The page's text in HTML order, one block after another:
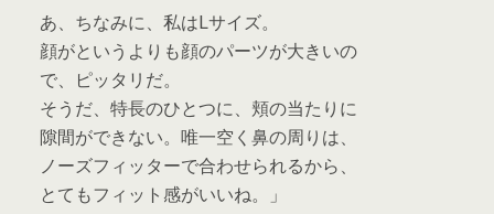
あ、ちなみに、私はLサイズ。
顔がというよりも顔のパーツが大きいの
で、ピッタリだ。
そうだ、特長のひとつに、頬の当たりに
隙間ができない。唯一空く鼻の周りは、
ノーズフィッターで合わせられるから、
とてもフィット感がいいね。」